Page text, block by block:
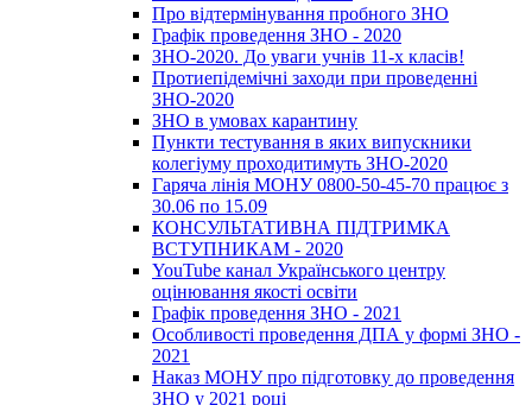
Про відтермінування пробного ЗНО
Графік проведення ЗНО - 2020
ЗНО-2020. До уваги учнів 11-х класів!
Протиепідемічні заходи при проведенні
ЗНО-2020
ЗНО в умовах карантину
Пункти тестування в яких випускники
колегіуму проходитимуть ЗНО-2020
Гаряча лінія МОНУ 0800-50-45-70 працює з
30.06 по 15.09
КОНСУЛЬТАТИВНА ПІДТРИМКА
ВСТУПНИКАМ - 2020
YouTube канал Українського центру
оцінювання якості освіти
Графік проведення ЗНО - 2021
Особливості проведення ДПА у формі ЗНО -
2021
Наказ МОНУ про підготовку до проведення
ЗНО у 2021 році